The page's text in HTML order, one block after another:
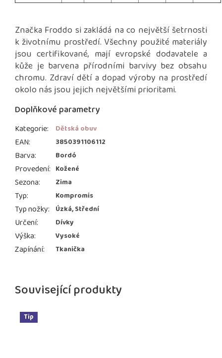
Související produkty
Tip
Značka Froddo si zakládá na co největší šetrnosti
k životnímu prostředí. Všechny použité materiály
jsou certifikované, mají evropské dodavatele a
kůže je barvena přírodními barvivy bez obsahu
chromu. Zdraví dětí a dopad výroby na prostředí
okolo nás jsou jejich největšími prioritami.
Doplňkové parametry
Kategorie: Dětská obuv
EAN: 3850391106112
Barva: Bordó
Provedení: Kožené
Sezona: Zima
Typ: Kompromis
Typ nožky: Úzká, Střední
Určení: Dívky
Výška: Vysoké
Zapínání: Tkanička